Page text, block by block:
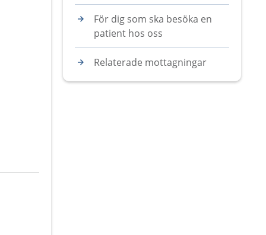
För dig som ska besöka en
patient hos oss
Relaterade mottagningar